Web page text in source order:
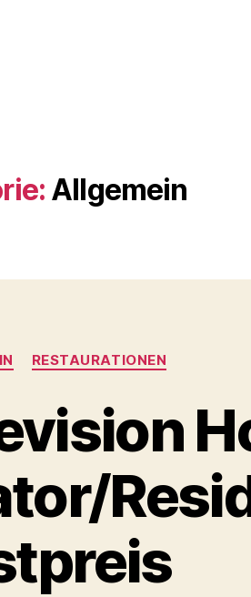
Allgemein
Kategorien
RESTAURATIONEN